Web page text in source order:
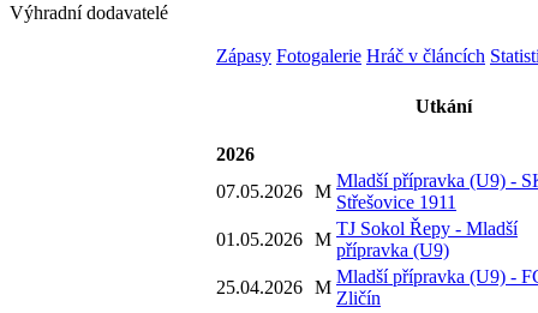
Výhradní dodavatelé
Zápasy Fotogalerie Hráč v článcích
Utkání
2026
07.05.2026 M
Mladší přípravka (U9) -
Střešovice 1911
01.05.2026 M
TJ Sokol Řepy - Mladší
přípravka (U9)
25.04.2026 M
Mladší přípravka (U9) -
Zličín